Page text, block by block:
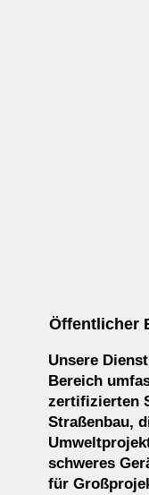
Öffentlicher
Unsere
Bereich
zertifizierten
Straßenbau,
schweres
für